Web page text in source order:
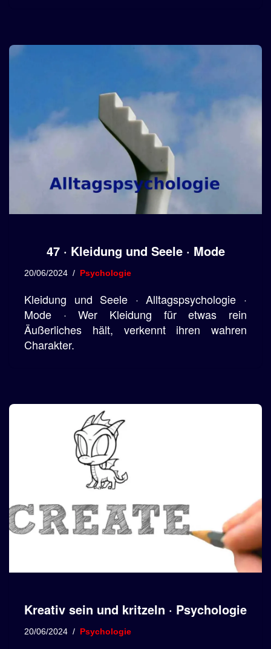
47 · Kleidung und Seele · Mode
20/06/2024 Psychologie
Kleidung und Seele · Alltagspsychologie ·
Mode · Wer Kleidung für etwas rein
Äußerliches hält, verkennt ihren wahren
Charakter.
Kreativ sein und kritzeln · Psychologie
20/06/2024 Psychologie